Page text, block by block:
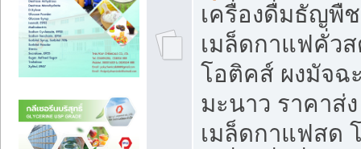
เครื่องดื่มธัญพื
เมล็ดกาแฟคั่ว
โอติคส์ ผงมัจฉ
มะนาว ราคาส่
เมล็ดกาแฟสด